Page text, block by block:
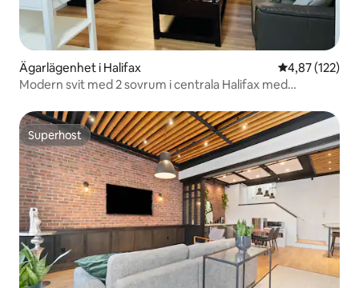
Ägarlägenhet i Halifax 4,87 av 5 i
4,87 (122)
Modern svit med 2 sovrum i centrala Halifax med
Superhost
Superhost